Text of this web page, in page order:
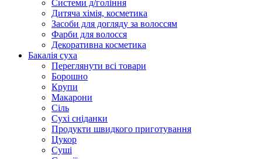
Системи д/гоління
Дитяча хімія, косметика
Засоби для догляду за волоссям
Фарби для волосся
Декоративна косметика
Бакалія суха
Переглянути всі товари
Борошно
Крупи
Макарони
Сіль
Сухі сніданки
Продукти швидкого приготування
Цукор
Суші